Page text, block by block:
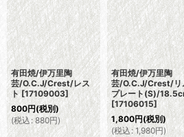
有田焼/伊万里陶
芸/O.C.J/Crest/レス
ト [17109003]
800円(税別)
(税込 : 880円)
有田焼/伊万里陶
芸/O.C.J/Crest/リ
プレート(S)/
[17106015]
1,800円(税別)
(税込: 1,980円)